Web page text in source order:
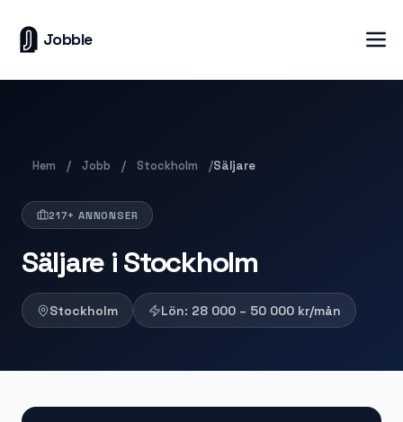
Jobble
Hem / Jobb / Stockholm /Säljare
217+ ANNONSER
Säljare i Stockholm
Stockholm Lön: 28 000 – 50 000 kr/mån